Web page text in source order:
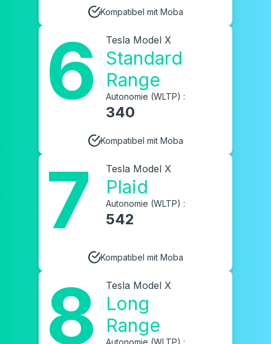
Kompatibel mit Moba
6 Tesla Model X
Standard
Range
Autonomie (WLTP) :
340
Kompatibel mit Moba
7 Tesla Model X
Plaid
Autonomie (WLTP) :
542
Kompatibel mit Moba
8 Tesla Model X
Long
Range